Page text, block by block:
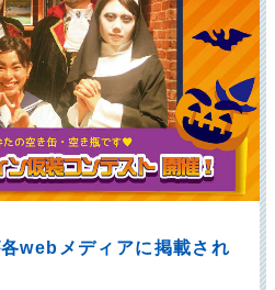
webメディアに掲載され